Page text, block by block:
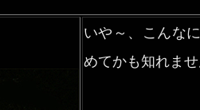
いや～、こんな
めてかも知れま